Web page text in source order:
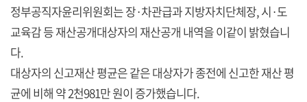
정부공직자윤리위원회는 장·차관급과 지방자치단체장, 시·도
교육감 등 재산공개대상자의 재산공개 내역을 이같이 밝혔습니
다.
대상자의 신고재산 평균은 같은 대상자가 종전에 신고한 재산 평
균에 비해 약 2천981만 원이 증가했습니다.